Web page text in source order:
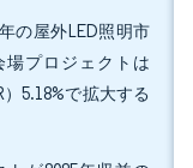
の屋外LED照明市
場プロジェクトは
5.18%で拡大する